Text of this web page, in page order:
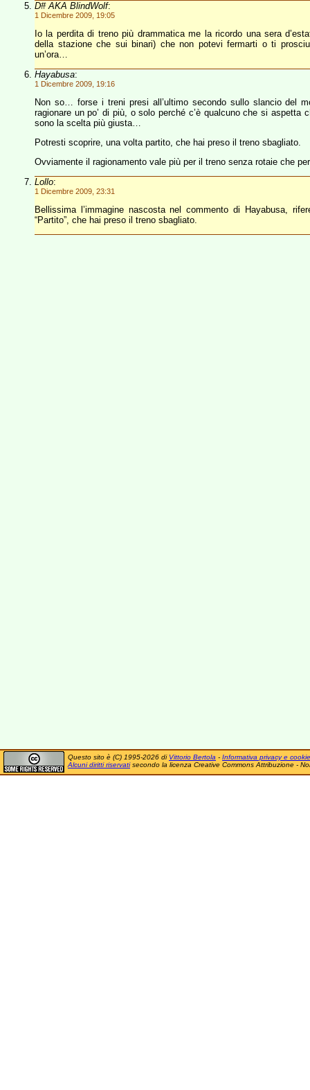
D# AKA BlindWolf:
1 Dicembre 2009, 19:05
Io la perdita di treno più drammatica me la ricordo una sera
della stazione che sui binari) che non potevi fermarti o ti
un’ora…
Hayabusa:
1 Dicembre 2009, 19:16
Non so… forse i treni presi all’ultimo secondo sullo slancio del
ragionare un po’ di più, o solo perché c’è qualcuno che si
sono la scelta più giusta…
Potresti scoprire, una volta partito, che hai preso il treno sbagliato.
Ovviamente il ragionamento vale più per il treno senza rotaie che
Lollo:
1 Dicembre 2009, 23:31
Bellissima l’immagine nascosta nel commento di Hayabusa,
“Partito”, che hai preso il treno sbagliato.
Questo sito è (C) 1995-2026 di Vittorio Bertola - Informativa privacy e cookie
Alcuni diritti riservatisecondo la licenza Creative Commons Attribuzione -